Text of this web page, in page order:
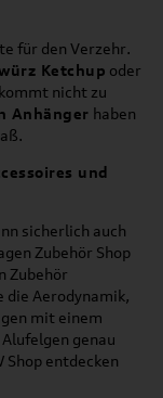
für den Verzehr.
Ketchup oder
nicht zu
Anhänger haben
und
sicherlich auch
Zubehör Shop
Zubehör
die Aerodynamik,
mit einem
genau
Shop entdecken